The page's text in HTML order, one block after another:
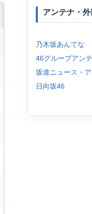
アンテナ・
乃木坂あんてな
46グループアン
坂道ニュース・
日向坂46